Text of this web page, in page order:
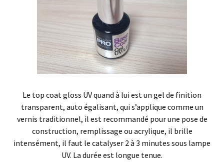
Le top coat gloss UV quand à lui est un gel de finition
transparent, auto égalisant, qui s’applique comme un
vernis traditionnel, il est recommandé pour une pose de
construction, remplissage ou acrylique, il brille
intensément, il faut le catalyser 2 à 3 minutes sous lampe
UV. La durée est longue tenue.